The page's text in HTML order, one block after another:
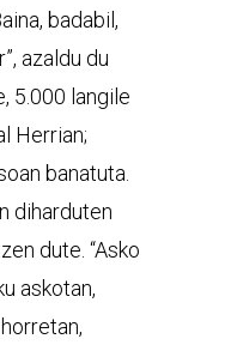
badabil,
azaldu du
5.000 langile
Herrian;
banatuta.
diharduten
dute. “Asko
askotan,